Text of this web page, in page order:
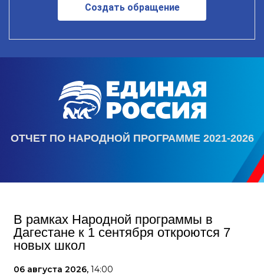
Создать обращение
ОТЧЕТ ПО НАРОДНОЙ ПРОГРАММЕ 2021-2026
В рамках Народной программы в
Дагестане к 1 сентября откроются 7
новых школ
06 августа 2026, 14:00